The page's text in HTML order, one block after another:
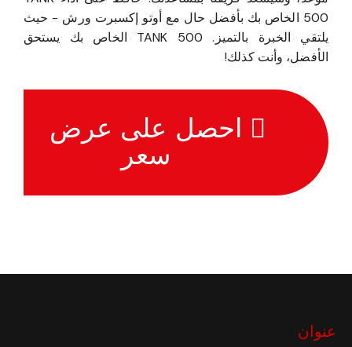
500 الخاص بك بأفضل حال مع أوتو إكسبرت ورش - حيث
يلتقي الخبرة بالتميز. TANK 500 الخاص بك يستحق
الأفضل، وأنت كذلك!
احصل على عرض
سعر
عنوان